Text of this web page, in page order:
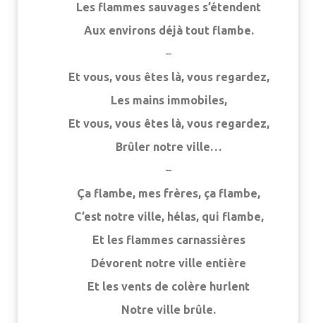
Les flammes sauvages s’étendent
Aux environs déjà tout flambe.
–
Et vous, vous êtes là, vous regardez,
Les mains immobiles,
Et vous, vous êtes là, vous regardez,
Brûler notre ville…
–
Ça flambe, mes frères, ça flambe,
C’est notre ville, hélas, qui flambe,
Et les flammes carnassières
Dévorent notre ville entière
Et les vents de colère hurlent
Notre ville brûle.